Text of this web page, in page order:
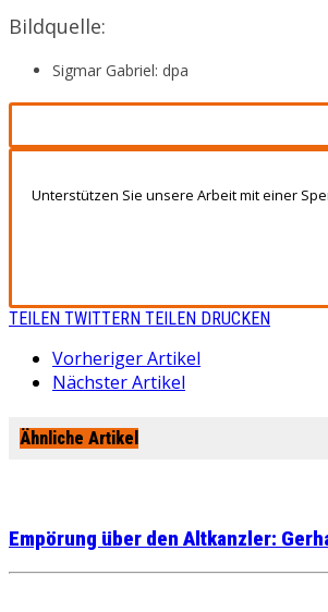
Bildquelle:
Sigmar Gabriel: dpa
Unterstützen Sie unsere Arbeit mit einer
TEILEN TWITTERN TEILEN DRUCKEN
Vorheriger Artikel
Nächster Artikel
Ähnliche Artikel
Empörung über den Altkanzler: